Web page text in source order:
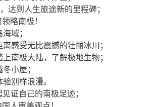
达到人生旅途新的里程碑；
略南极！
域；
感受无比震撼的壮丽冰川；
南极大陆，了解极地生物；
小屋；
别样浪漫。
证自己的南极足迹；